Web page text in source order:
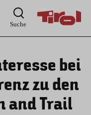
Suche
bei
zu den
and Trail